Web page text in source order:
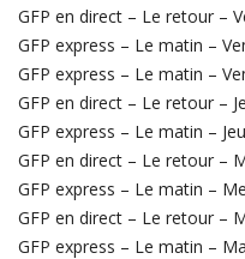
GFP en direct – Le retour –
GFP express – Le matin –
GFP express – Le matin –
GFP en direct – Le retour –
GFP express – Le matin –
GFP en direct – Le retour –
GFP express – Le matin –
GFP en direct – Le retour –
GFP express – Le matin –